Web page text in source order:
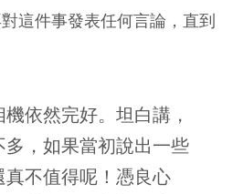
這件事發表任何言論，直到
依然完好。坦白講，
，如果當初說出一些
不值得呢！憑良心